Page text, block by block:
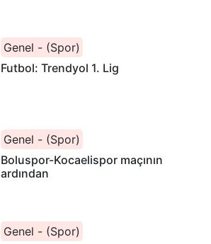
Genel - (Spor)
Futbol: Trendyol 1. Lig
Genel - (Spor)
Boluspor-Kocaelispor maçının
ardından
Genel - (Spor)